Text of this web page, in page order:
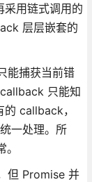
用链式调用的
层层嵌套的
能捕获当前错
只能知
callback，
一处理。所
但 Promise 并